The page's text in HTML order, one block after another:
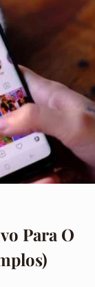
Para O